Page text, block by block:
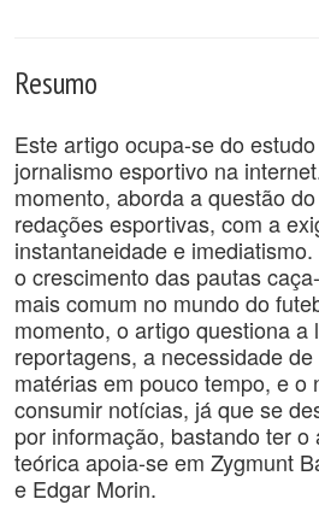
Resumo
Este artigo ocupa-se do
jornalismo esportivo na
momento, aborda a questão
redações esportivas, com a
instantaneidade e
o crescimento das pautas
mais comum no mundo do
momento, o artigo questiona a
reportagens, a necessidade
matérias em pouco tempo, e o
consumir notícias, já que se
por informação, bastando ter o
teórica apoia-se em Zygmunt
e Edgar Morin.